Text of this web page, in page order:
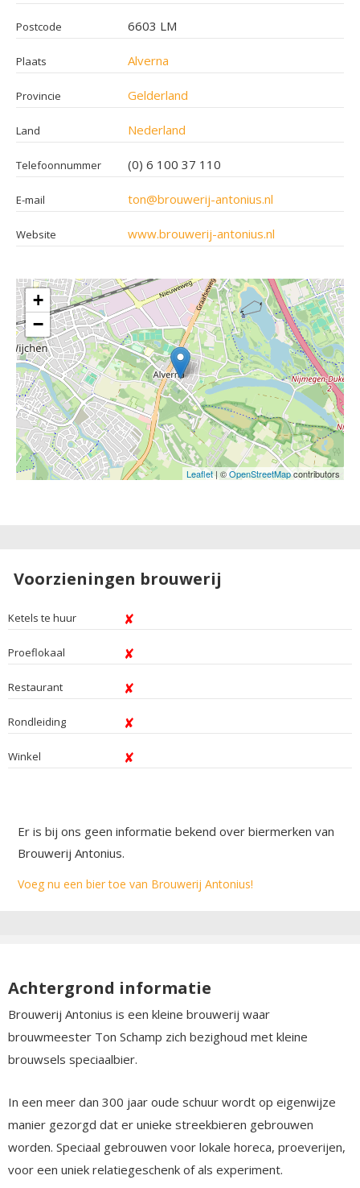
Postcode 6603 LM
Plaats Alverna
Provincie Gelderland
Land Nederland
Telefoonnummer (0) 6 100 37 110
E-mail ton@brouwerij-antonius.nl
Website www.brouwerij-antonius.nl
+
−
Leaflet| ©OpenStreetMapcontributors
Voorzieningen brouwerij
Ketels te huur
Proeflokaal
Restaurant
Rondleiding
Winkel
Er is bij ons geen informatie bekend over biermerken van
Brouwerij Antonius.
Voeg nu een bier toe van Brouwerij Antonius!
Achtergrond informatie
Brouwerij Antonius is een kleine brouwerij waar
brouwmeester Ton Schamp zich bezighoud met kleine
brouwsels speciaalbier.
In een meer dan 300 jaar oude schuur wordt op eigenwijze
manier gezorgd dat er unieke streekbieren gebrouwen
worden. Speciaal gebrouwen voor lokale horeca, proeverijen,
voor een uniek relatiegeschenk of als experiment.